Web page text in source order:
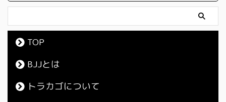
TOP
BJJとは
トラカゴについて